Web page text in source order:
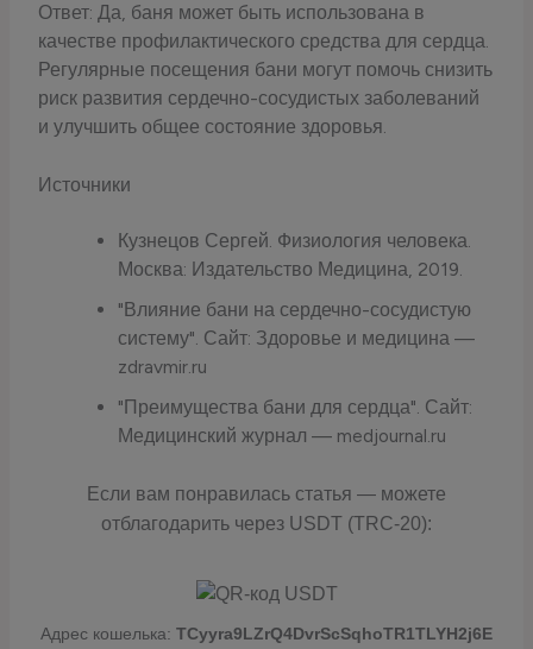
Ответ: Да, баня может быть использована в
качестве профилактического средства для сердца.
Регулярные посещения бани могут помочь снизить
риск развития сердечно-сосудистых заболеваний
и улучшить общее состояние здоровья.
Источники
Кузнецов Сергей. Физиология человека.
Москва: Издательство Медицина, 2019.
"Влияние бани на сердечно-сосудистую
систему". Сайт: Здоровье и медицина —
zdravmir.ru
"Преимущества бани для сердца". Сайт:
Медицинский журнал — medjournal.ru
Если вам понравилась статья — можете
отблагодарить через USDT (TRC-20):
Адрес кошелька: TCyyra9LZrQ4DvrScSqhoTR1TLYH2j6E